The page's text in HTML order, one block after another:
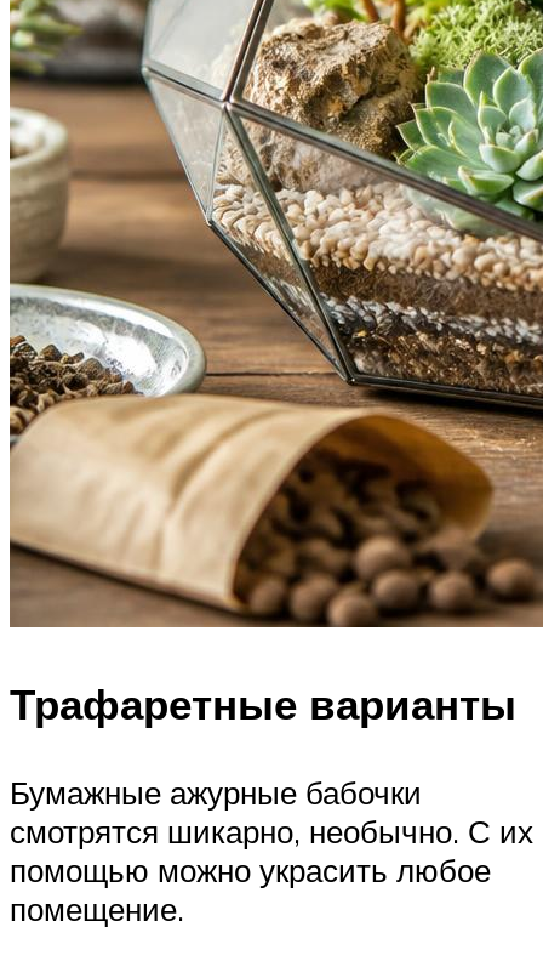
Трафаретные варианты
Бумажные ажурные бабочки
смотрятся шикарно, необычно. С их
помощью можно украсить любое
помещение.